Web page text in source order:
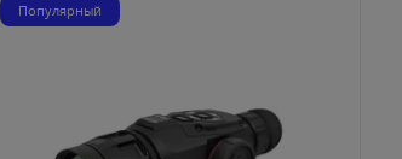
Популярный